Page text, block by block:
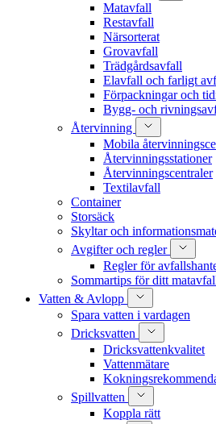
Matavfall
Restavfall
Närsorterat
Grovavfall
Trädgårdsavfall
Elavfall och farligt
Förpackningar och
Bygg- och
Återvinning
Mobila
Återvinningsstationer
Återvinningscentraler
Textilavfall
Container
Storsäck
Skyltar och
Avgifter och regler
Regler för
Sommartips för ditt
Vatten & Avlopp
Spara vatten i vardagen
Dricksvatten
Dricksvattenkvalitet
Vattenmätare
Spillvatten
Koppla rätt